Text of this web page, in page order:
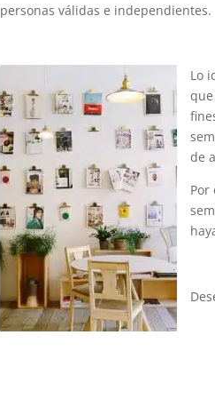
personas válidas e independientes.
Lo
de
Por